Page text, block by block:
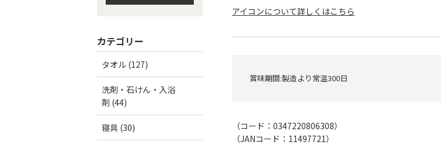
アイコンについて詳しくはこちら
賞味期間:製造より常温300日
（コード： 0347220806308）
（JANコード： 11497721）
カテゴリー
タオル (127)
洗剤・石けん・入浴
剤 (44)
寝具 (30)